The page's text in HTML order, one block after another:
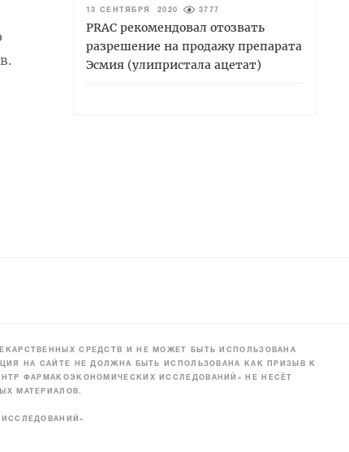
13 СЕНТЯБРЯ 2020 3777
PRAC рекомендовал отозвать
разрешение на продажу препарата
Эсмия (улипристала ацетат)
СРЕДСТВ И НЕ МОЖЕТ БЫТЬ ИСПОЛЬЗОВАНА
НА САЙТЕ НЕ ДОЛЖНА БЫТЬ ИСПОЛЬЗОВАНА КАК ПРИЗЫВ К
ФАРМАКОЭКОНОМИЧЕСКИХ ИССЛЕДОВАНИЙ» НЕ НЕСЁТ
МАТЕРИАЛОВ.